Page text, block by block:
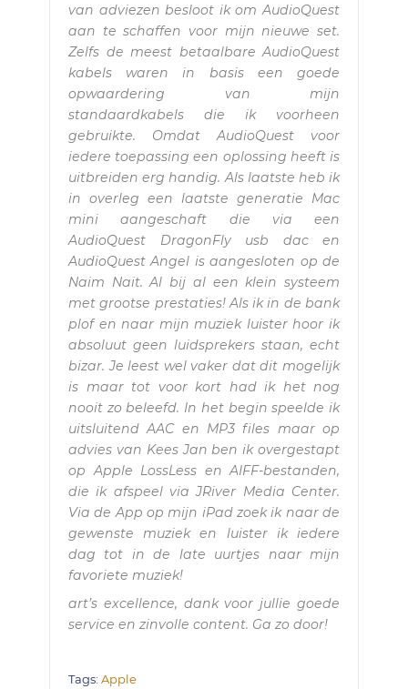
van adviezen besloot ik om AudioQuest
aan te schaffen voor mijn nieuwe set.
Zelfs de meest betaalbare AudioQuest
kabels waren in basis een goede
opwaardering van mijn
standaardkabels die ik voorheen
gebruikte. Omdat AudioQuest voor
iedere toepassing een oplossing heeft is
uitbreiden erg handig. Als laatste heb ik
in overleg een laatste generatie Mac
mini aangeschaft die via een
AudioQuest DragonFly usb dac en
AudioQuest Angel is aangesloten op de
Naim Nait. Al bij al een klein systeem
met grootse prestaties! Als ik in de bank
plof en naar mijn muziek luister hoor ik
absoluut geen luidsprekers staan, echt
bizar. Je leest wel vaker dat dit mogelijk
is maar tot voor kort had ik het nog
nooit zo beleefd. In het begin speelde ik
uitsluitend AAC en MP3 files maar op
advies van Kees Jan ben ik overgestapt
op Apple LossLess en AIFF-bestanden,
die ik afspeel via JRiver Media Center.
Via de App op mijn iPad zoek ik naar de
gewenste muziek en luister ik iedere
dag tot in de late uurtjes naar mijn
favoriete muziek!
art’s excellence, dank voor jullie goede
service en zinvolle content. Ga zo door!
Tags: Apple